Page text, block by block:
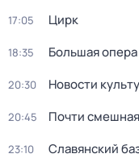
17:05 Цирк
18:35 Большая
20:30 Новости
20:45 Почти
23:10 Славянский